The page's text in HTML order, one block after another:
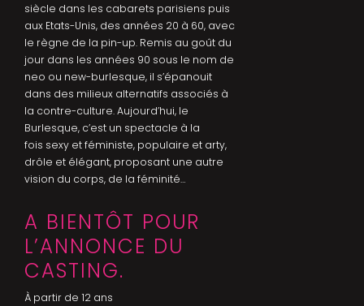
siècle dans les cabarets parisiens puis
aux Etats-Unis, des années 20 à 60, avec
le règne de la pin-up. Remis au goût du
jour dans les années 90 sous le nom de
neo ou new-burlesque, il s’épanouit
dans des milieux alternatifs associés à
la contre-culture. Aujourd’hui, le
Burlesque, c’est un spectacle à la
fois sexy et féministe, populaire et arty,
drôle et élégant, proposant une autre
vision du corps, de la féminité…
A BIENTÔT POUR
L’ANNONCE DU
CASTING.
À partir de 12 ans